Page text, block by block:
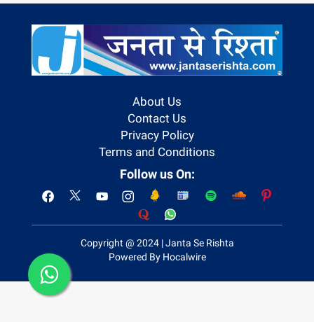
About Us
Contact Us
Privacy Policy
Terms and Conditions
Follow us On:
Copyright @ 2024 | Janta Se Rishta
Powered By Hocalwire